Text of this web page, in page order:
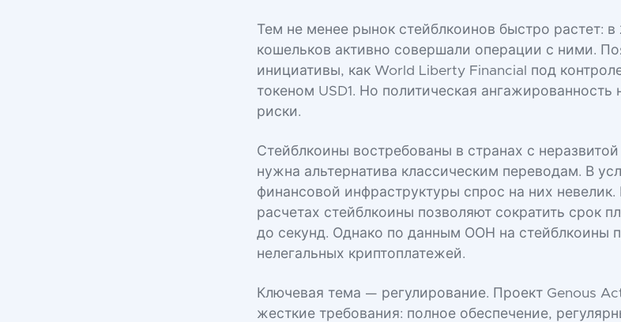
Тем не менее рынок стейблкоинов быстро растет:
кошельков активно совершали операции с ними.
инициативы, как World Liberty Financial под
токеном USD1. Но политическая ангажированность
риски.
Стейблкоины востребованы в странах с
нужна альтернатива классическим переводам. В
финансовой инфраструктуры спрос на них невелик.
расчетах стейблкоины позволяют сократить срок
до секунд. Однако по данным ООН на стейблкоины
нелегальных криптоплатежей.
Ключевая тема — регулирование. Проект Genous
жесткие требования: полное обеспечение,